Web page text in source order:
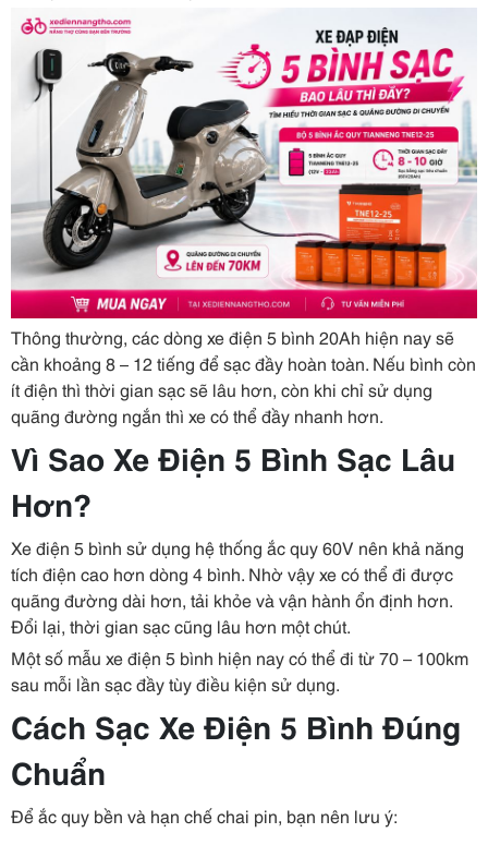
Thông thường, các dòng xe điện 5 bình 20Ah hiện nay sẽ
cần khoảng 8 – 12 tiếng để sạc đầy hoàn toàn. Nếu bình còn
ít điện thì thời gian sạc sẽ lâu hơn, còn khi chỉ sử dụng
quãng đường ngắn thì xe có thể đầy nhanh hơn.
Vì Sao Xe Điện 5 Bình Sạc Lâu
Hơn?
Xe điện 5 bình sử dụng hệ thống ắc quy 60V nên khả năng
tích điện cao hơn dòng 4 bình. Nhờ vậy xe có thể đi được
quãng đường dài hơn, tải khỏe và vận hành ổn định hơn.
Đổi lại, thời gian sạc cũng lâu hơn một chút.
Một số mẫu xe điện 5 bình hiện nay có thể đi từ 70 – 100km
sau mỗi lần sạc đầy tùy điều kiện sử dụng.
Cách Sạc Xe Điện 5 Bình Đúng
Chuẩn
Để ắc quy bền và hạn chế chai pin, bạn nên lưu ý: